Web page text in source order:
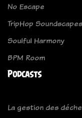
No Escape
TripHop Soundscapes
Soulful Harmony
BPM Room
Podcasts
La gestion des